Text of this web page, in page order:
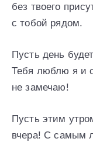
без твоего
с тобой рядом.
Пусть день
Тебя люблю я и
не замечаю!
Пусть этим
вчера! С самым